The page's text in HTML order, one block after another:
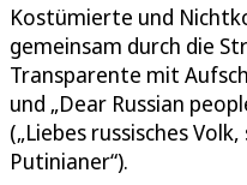
Kostümierte und
gemeinsam durch die
Transparente mit
und „Dear Russian
(„Liebes russisches
Putinianer“).